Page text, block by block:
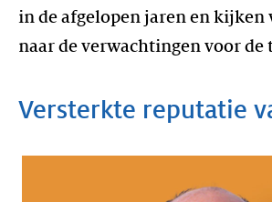
in de afgelopen jaren en kijken
naar de verwachtingen voor de
Versterkte reputatie